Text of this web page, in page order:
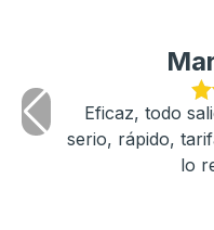
Eficaz, todo
serio, rápido,
lo